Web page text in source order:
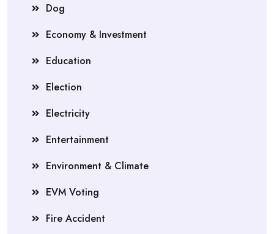
Dog
Economy & Investment
Education
Election
Electricity
Entertainment
Environment & Climate
EVM Voting
Fire Accident